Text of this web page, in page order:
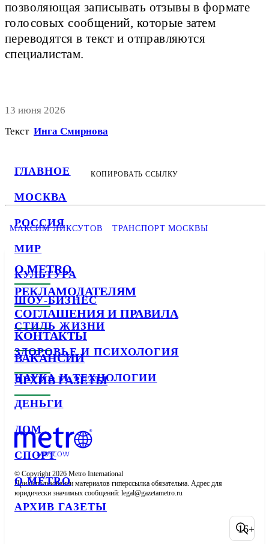
ГЛАВНОЕ
МОСКВА
РОССИЯ
МИР
КУЛЬТУРА
ШОУ-БИЗНЕС
СТИЛЬ ЖИЗНИ
ЗДОРОВЬЕ И ПСИХОЛОГИЯ
НАУКА И ТЕХНОЛОГИИ
ДЕНЬГИ
ДОМ
СПОРТ
О METRO
АРХИВ ГАЗЕТЫ
позволяющая записывать отзывы в формате
голосовых сообщений, которые затем
переводятся в текст и отправляются
специалистам.
13 июня 2026
Текст Инга Смирнова
КОПИРОВАТЬ ССЫЛКУ
МАКСИМ ЛИКСУТОВ ТРАНСПОРТ МОСКВЫ
О METRO
РЕКЛАМОДАТЕЛЯМ
СОГЛАШЕНИЯ И ПРАВИЛА
КОНТАКТЫ
ВАКАНСИИ
АРХИВ ГАЗЕТЫ
© Copyright 2026 Metro International
При использовании материалов гиперссылка обязательна. Адрес для
юридически значимых сообщений:
16+